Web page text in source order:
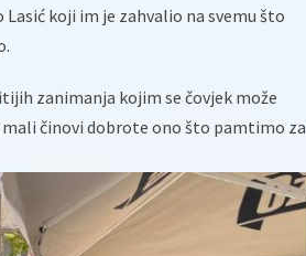
koji im je zahvalio na svemu što
zanimanja kojim se čovjek može
činovi dobrote ono što pamtimo za